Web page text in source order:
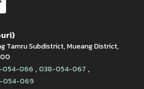
Tamru Subdistrict, Mueang District,
054-066 , 038-054-067 ,
054-069